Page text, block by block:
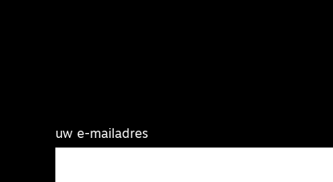
uw e-mailadres